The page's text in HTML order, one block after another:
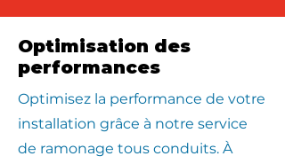
Optimisation des
performances
Optimisez la performance de votre
installation grâce à notre service
de ramonage tous conduits. À